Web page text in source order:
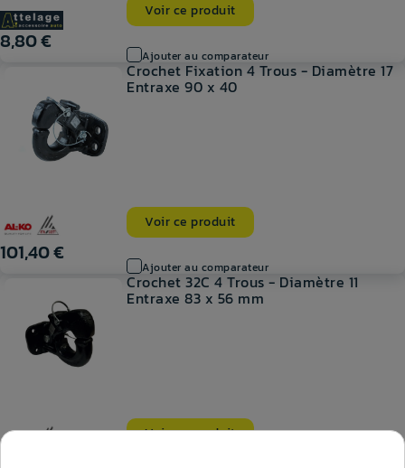
Ajouter au comparateur
8,80 €
Voir ce produit
Crochet Fixation 4 Trous - Diamètre 17
Entraxe 90 x 40
Ajouter au comparateur
101,40 €
Voir ce produit
Crochet 32C 4 Trous - Diamètre 11
Entraxe 83 x 56 mm
Voir ce produit